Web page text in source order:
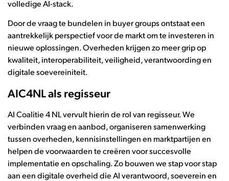
volledige AI-stack.
Door de vraag te bundelen in buyer groups ontstaat een
aantrekkelijk perspectief voor de markt om te investeren in
nieuwe oplossingen. Overheden krijgen zo meer grip op
kwaliteit, interoperabiliteit, veiligheid, verantwoording en
digitale soevereiniteit.
AIC4NL als regisseur
AI Coalitie 4 NL vervult hierin de rol van regisseur. We
verbinden vraag en aanbod, organiseren samenwerking
tussen overheden, kennisinstellingen en marktpartijen en
helpen de voorwaarden te creëren voor succesvolle
implementatie en opschaling. Zo bouwen we stap voor stap
aan een digitale overheid die AI verantwoord, soeverein en